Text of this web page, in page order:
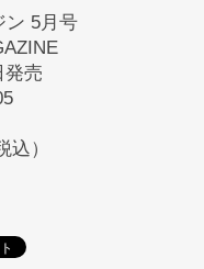
ン 5月号
発売
込）